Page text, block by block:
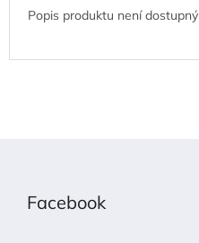
Popis produktu není dostupný
Facebook